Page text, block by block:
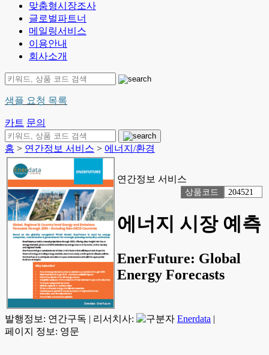
맞춤형시장조사
글로벌파트너
메일링서비스
이용안내
회사소개
샘플 요청 목록
카트 문의
홈 > 연간정보 서비스 > 에너지/환경
연간정보 서비스
상품코드 204521
에너지 시장 예측
EnerFuture: Global
Energy Forecasts
발행정보: 연간구독 | 리서치사: Enerdata |
페이지 정보: 영문